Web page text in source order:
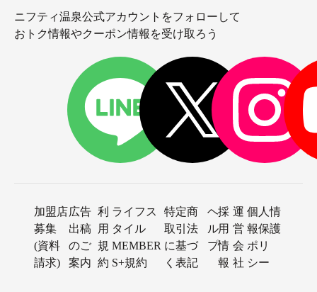
ニフティ温泉公式アカウントをフォローして
おトク情報やクーポン情報を受け取ろう
加盟店
募集
(資料
請求)
広告
出稿
のご
案内
利
用
規
約
ライフス
タイル
MEMBER
S+規約
特定商
取引法
に基づ
く表記
ヘ
ル
プ
採
用
情
報
運
営
会
社
個人情
報保護
ポリ
シー